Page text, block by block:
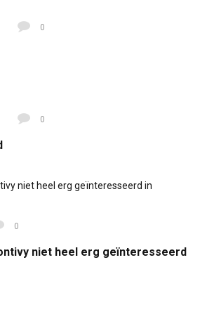
0
0
0
niet heel erg geïnteresseerd